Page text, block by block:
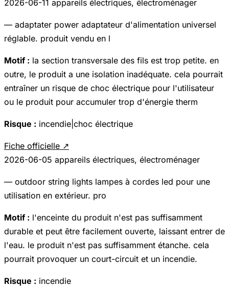
2026-06-11 appareils électriques, électroménager
— adaptater power adaptateur d'alimentation universel
réglable. produit vendu en l
Motif : la section transversale des fils est trop petite. en
outre, le produit a une isolation inadéquate. cela pourrait
entraîner un risque de choc électrique pour l'utilisateur
ou le produit pour accumuler trop d'énergie therm
Risque : incendie|choc électrique
Fiche officielle ↗
2026-06-05 appareils électriques, électroménager
— outdoor string lights lampes à cordes led pour une
utilisation en extérieur. pro
Motif : l'enceinte du produit n'est pas suffisamment
durable et peut être facilement ouverte, laissant entrer de
l'eau. le produit n'est pas suffisamment étanche. cela
pourrait provoquer un court-circuit et un incendie.
Risque : incendie